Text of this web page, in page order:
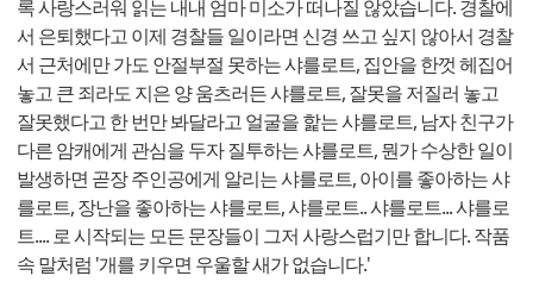
록 사랑스러워 읽는 내내 엄마 미소가 떠나질 않았습니다. 경찰에
서 은퇴했다고 이제 경찰들 일이라면 신경 쓰고 싶지 않아서 경찰
서 근처에만 가도 안절부절 못하는 샤를로트, 집안을 한껏 헤집어
놓고 큰 죄라도 지은 양 움츠러든 샤를로트, 잘못을 저질러 놓고
잘못했다고 한 번만 봐달라고 얼굴을 핥는 샤를로트, 남자 친구가
다른 암캐에게 관심을 두자 질투하는 샤를로트, 뭔가 수상한 일이
발생하면 곧장 주인공에게 알리는 샤를로트, 아이를 좋아하는 샤
를로트, 장난을 좋아하는 샤를로트, 샤를로트.. 샤를로트... 샤를로
트.... 로 시작되는 모든 문장들이 그저 사랑스럽기만 합니다. 작품
속 말처럼 '개를 키우면 우울할 새가 없습니다.'